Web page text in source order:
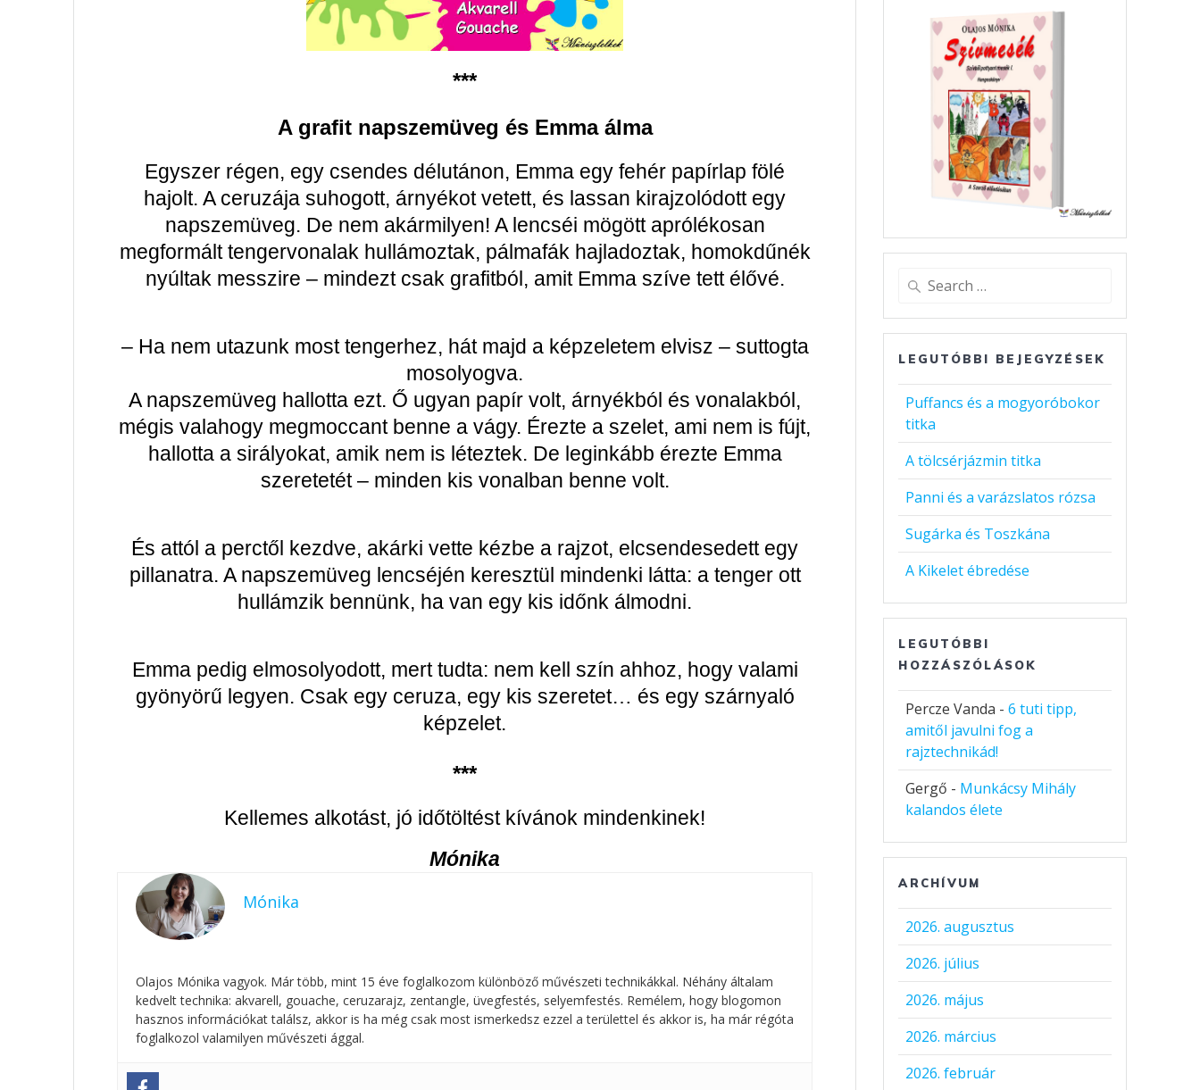
***
A grafit napszemüveg és Emma álma
Egyszer régen, egy csendes délutánon, Emma egy fehér papírlap fölé
hajolt. A ceruzája suhogott, árnyékot vetett, és lassan kirajzolódott egy
napszemüveg. De nem akármilyen! A lencséi mögött aprólékosan
megformált tengervonalak hullámoztak, pálmafák hajladoztak, homokdűnék
nyúltak messzire – mindezt csak grafitból, amit Emma szíve tett élővé.
– Ha nem utazunk most tengerhez, hát majd a képzeletem elvisz – suttogta
mosolyogva.
A napszemüveg hallotta ezt. Ő ugyan papír volt, árnyékból és vonalakból,
mégis valahogy megmoccant benne a vágy. Érezte a szelet, ami nem is fújt,
hallotta a sirályokat, amik nem is léteztek. De leginkább érezte Emma
szeretetét – minden kis vonalban benne volt.
És attól a perctől kezdve, akárki vette kézbe a rajzot, elcsendesedett egy
pillanatra. A napszemüveg lencséjén keresztül mindenki látta: a tenger ott
hullámzik bennünk, ha van egy kis időnk álmodni.
Emma pedig elmosolyodott, mert tudta: nem kell szín ahhoz, hogy valami
gyönyörű legyen. Csak egy ceruza, egy kis szeretet… és egy szárnyaló
képzelet.
***
Kellemes alkotást, jó időtöltést kívánok mindenkinek!
Mónika
Mónika
Olajos Mónika vagyok. Már több, mint 15 éve foglalkozom különböző művészeti technikákkal. Néhány általam
kedvelt technika: akvarell, gouache, ceruzarajz, zentangle, üvegfestés, selyemfestés. Remélem, hogy blogomon
hasznos információkat találsz, akkor is ha még csak most ismerkedsz ezzel a területtel és akkor is, ha már régóta
foglalkozol valamilyen művészeti ággal.
Search
LEGUTÓBBI BEJEGYZÉSEK
Puffancs és a mogyoróbokor
titka
A tölcsérjázmin titka
Panni és a varázslatos rózsa
Sugárka és Toszkána
A Kikelet ébredése
LEGUTÓBBI
HOZZÁSZÓLÁSOK
Percze Vanda -6 tuti tipp,
amitől javulni fog a
rajztechnikád!
Gergő - Munkácsy Mihály
kalandos élete
ARCHÍVUM
2026. augusztus
2026. július
2026. május
2026. március
2026. február